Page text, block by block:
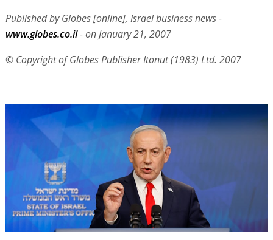
Published by Globes [online], Israel business news -
www.globes.co.il- on January 21, 2007
© Copyright of Globes Publisher Itonut (1983) Ltd. 2007